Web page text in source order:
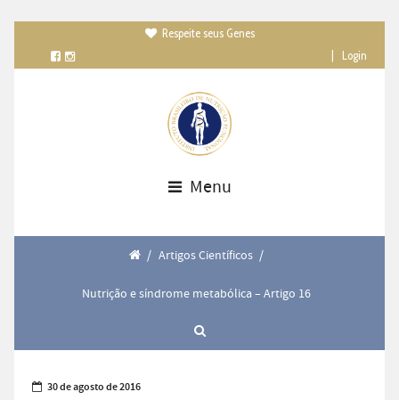
Respeite seus Genes
Login
Menu
/ Artigos Científicos /
Nutrição e síndrome metabólica – Artigo 16
30 de agosto de 2016